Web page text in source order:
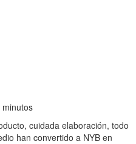
minutos
cuidada elaboración, todo
han convertido a NYB en